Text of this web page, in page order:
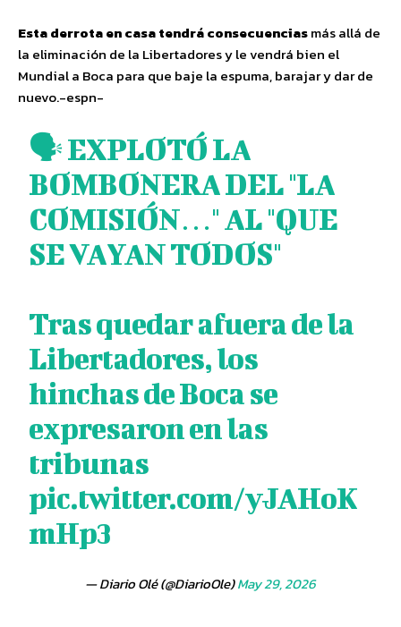
Esta derrota en casa tendrá consecuenciasmás allá de
la eliminación de la Libertadores y le vendrá bien el
Mundial a Boca para que baje la espuma, barajar y dar de
nuevo.-espn-
🗣️ EXPLOTÓ LA
BOMBONERA DEL "LA
COMISIÓN…" AL "QUE
SE VAYAN TODOS"
Tras quedar afuera de la
Libertadores, los
hinchas de Boca se
expresaron en las
tribunas
pic.twitter.com/yJAHoK
mHp3
— Diario Olé (@DiarioOle)May 29, 2026